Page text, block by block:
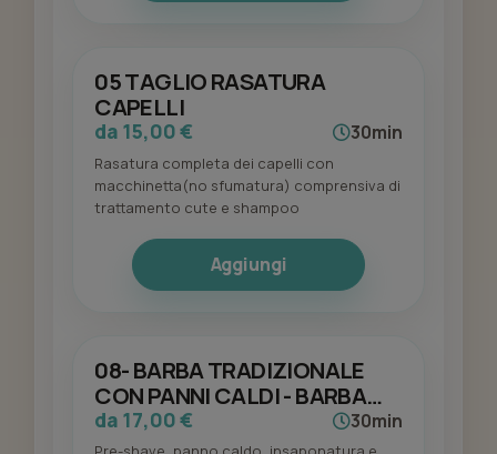
05 TAGLIO RASATURA
CAPELLI
da 15,00 € 30min
Rasatura completa dei capelli con
macchinetta(no sfumatura) comprensiva di
trattamento cute e shampoo
Aggiungi
08- BARBA TRADIZIONALE
CON PANNI CALDI - BARBA
CLASSICA
da 17,00 € 30min